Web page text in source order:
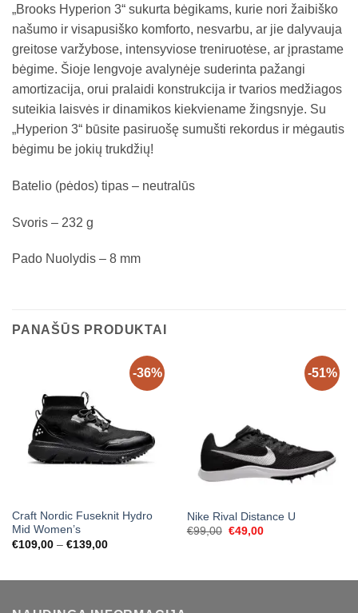
„Brooks Hyperion 3“ sukurta bėgikams, kurie nori žaibiško
našumo ir visapusiško komforto, nesvarbu, ar jie dalyvauja
greitose varžybose, intensyviose treniruotėse, ar įprastame
bėgime. Šioje lengvoje avalynėje suderinta pažangi
amortizacija, orui pralaidi konstrukcija ir tvarios medžiagos
suteikia laisvės ir dinamikos kiekviename žingsnyje. Su
„Hyperion 3“ būsite pasiruošę sumušti rekordus ir mėgautis
bėgimu be jokių trukdžių!
Batelio (pėdos) tipas – neutralūs
Svoris – 232 g
Pado Nuolydis – 8 mm
PANAŠŪS PRODUKTAI
-36%
Craft Nordic Fuseknit Hydro
Mid Women’s
€109,00 – €139,00Price
-51%
Nike Rival Distance U
€99,00 Original
€49,00Current